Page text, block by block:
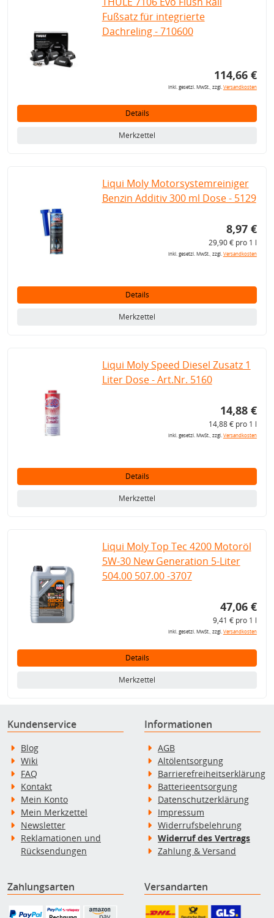
Fußsatz für integrierte
Dachreling - 710600
114,66 €
inkl. gesetzl. MwSt., zzgl.Versandkosten
Details
Merkzettel
Liqui Moly Motorsystemreiniger
Benzin Additiv 300 ml Dose - 5129
8,97 €
29,90 € pro 1 l
inkl. gesetzl. MwSt., zzgl.Versandkosten
Details
Merkzettel
Liqui Moly Speed Diesel Zusatz 1
Liter Dose - Art.Nr. 5160
14,88 €
14,88 € pro 1 l
inkl. gesetzl. MwSt., zzgl.Versandkosten
Details
Merkzettel
Liqui Moly Top Tec 4200 Motoröl
5W-30 New Generation 5-Liter
504.00 507.00 -3707
47,06 €
9,41 € pro 1 l
inkl. gesetzl. MwSt., zzgl.Versandkosten
Details
Merkzettel
Kundenservice
Blog
Wiki
FAQ
Kontakt
Mein Konto
Mein Merkzettel
Newsletter
Reklamationen und
Rücksendungen
Informationen
AGB
Altölentsorgung
Barrierefreiheitserklärung
Batterieentsorgung
Datenschutzerklärung
Impressum
Widerrufsbelehrung
Widerruf des Vertrags
Zahlung & Versand
Zahlungsarten Versandarten